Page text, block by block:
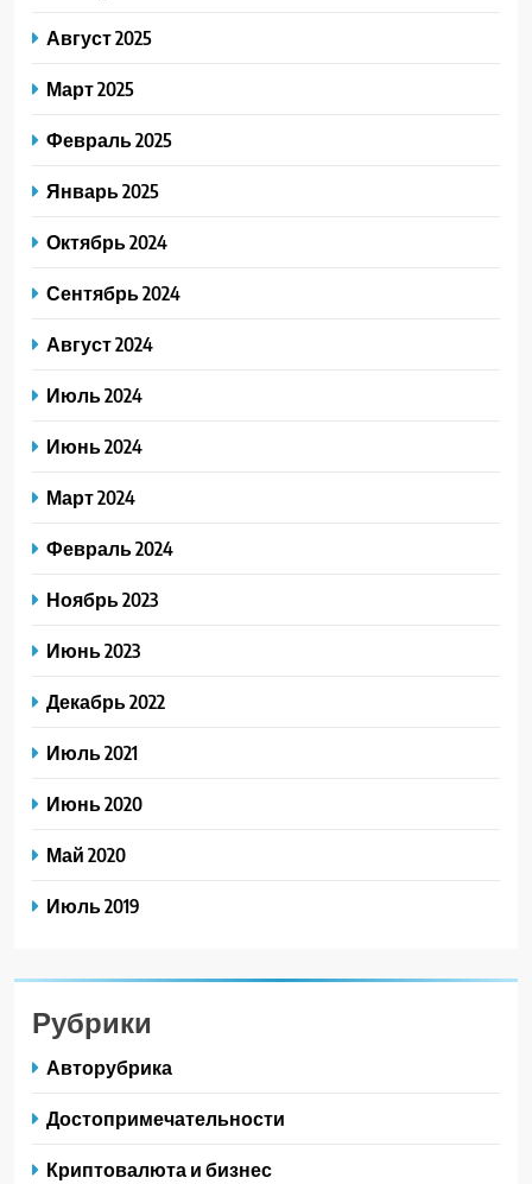
Август 2025
Март 2025
Февраль 2025
Январь 2025
Октябрь 2024
Сентябрь 2024
Август 2024
Июль 2024
Июнь 2024
Март 2024
Февраль 2024
Ноябрь 2023
Июнь 2023
Декабрь 2022
Июль 2021
Июнь 2020
Май 2020
Июль 2019
Рубрики
Авторубрика
Достопримечательности
Криптовалюта и бизнес